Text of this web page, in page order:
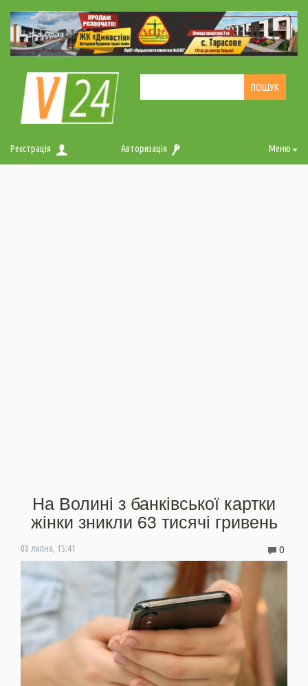
Реєстрація Авторизація Меню
На Волині з банківської картки
жінки зникли 63 тисячі гривень
08 липня, 15:41 0